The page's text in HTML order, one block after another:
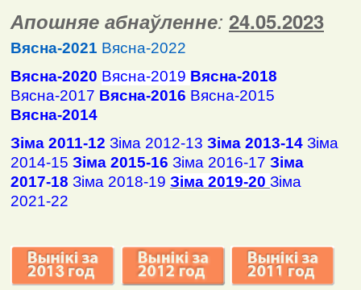
Апошняе абнаўленне: 24.05.2023
Вясна-2021 Вясна-2022
Вясна-2020 Вясна-2019 Вясна-2018
Вясна-2017 Вясна-2016 Вясна-2015
Вясна-2014
Зіма 2011-12 Зіма 2012-13 Зіма 2013-14 Зіма
2014-15 Зіма 2015-16 Зіма 2016-17 Зіма
2017-18 Зіма 2018-19 Зіма 2019-20 Зіма
2021-22